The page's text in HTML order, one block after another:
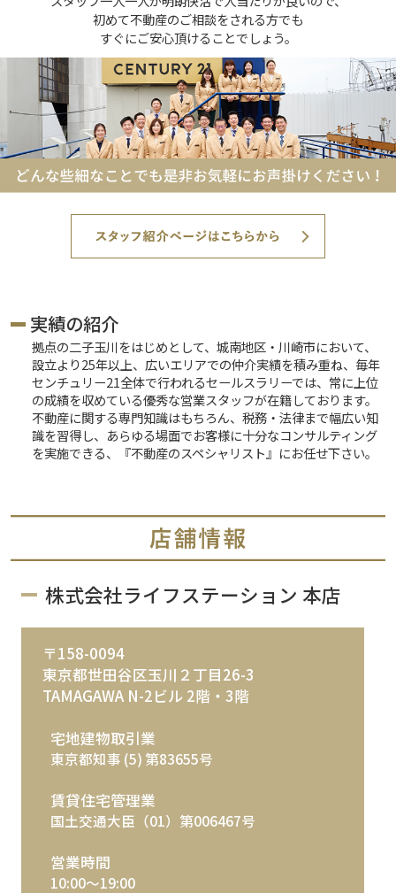
初めて不動産のご相談をされる方でも
すぐにご安心頂けることでしょう。
実績の紹介
拠点の二子玉川をはじめとして、城南地区・川崎市において、
設立より25年以上、広いエリアでの仲介実績を積み重ね、毎年
センチュリー21全体で行われるセールスラリーでは、常に上位
の成績を収めている優秀な営業スタッフが在籍しております。
不動産に関する専門知識はもちろん、税務・法律まで幅広い知
識を習得し、あらゆる場面でお客様に十分なコンサルティング
を実施できる、『不動産のスペシャリスト』にお任せ下さい。
株式会社ライフステーション 本店
〒158-0094
東京都世田谷区玉川２丁目26-3
TAMAGAWA N-2ビル 2階・3階
宅地建物取引業
東京都知事 (5) 第83655号
賃貸住宅管理業
国土交通大臣（01）第006467号
営業時間
10:00～19:00